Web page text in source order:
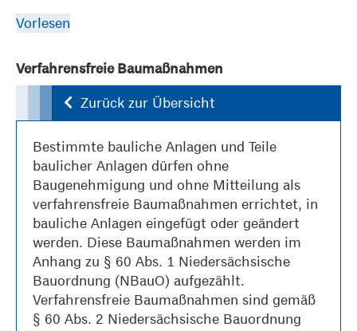
Vorlesen
Verfahrensfreie Baumaßnahmen
Zurück zur Übersicht
Bestimmte bauliche Anlagen und Teile
baulicher Anlagen dürfen ohne
Baugenehmigung und ohne Mitteilung als
verfahrensfreie Baumaßnahmen errichtet, in
bauliche Anlagen eingefügt oder geändert
werden. Diese Baumaßnahmen werden im
Anhang zu § 60 Abs. 1 Niedersächsische
Bauordnung (NBauO) aufgezählt.
Verfahrensfreie Baumaßnahmen sind gemäß
§ 60 Abs. 2 Niedersächsische Bauordnung